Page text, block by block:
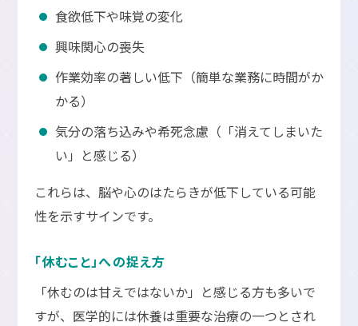
食欲低下や味覚の変化
興味関心の喪失
作業効率の著しい低下（簡単な業務に時間がか
かる）
気分の落ち込みや希死念慮（「消えてしまいた
い」と感じる）
これらは、脳や心のはたらきが低下している可能
性を示すサインです。
「休むこと」への捉え方
「休むのは甘えではないか」と感じる方も多いで
すが、医学的には休養は重要な治療の一つとされ